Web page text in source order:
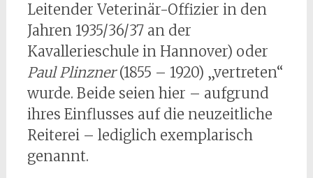
Leitender Veterinär-Offizier in den
Jahren 1935/36/37 an der
Kavallerieschule in Hannover) oder
Paul Plinzner(1855 – 1920) „vertreten“
wurde. Beide seien hier – aufgrund
ihres Einflusses auf die neuzeitliche
Reiterei – lediglich exemplarisch
genannt.